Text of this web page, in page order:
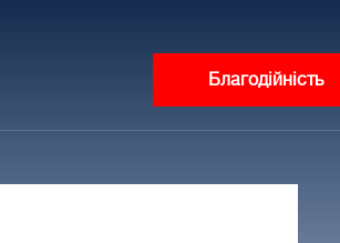
Благодійність